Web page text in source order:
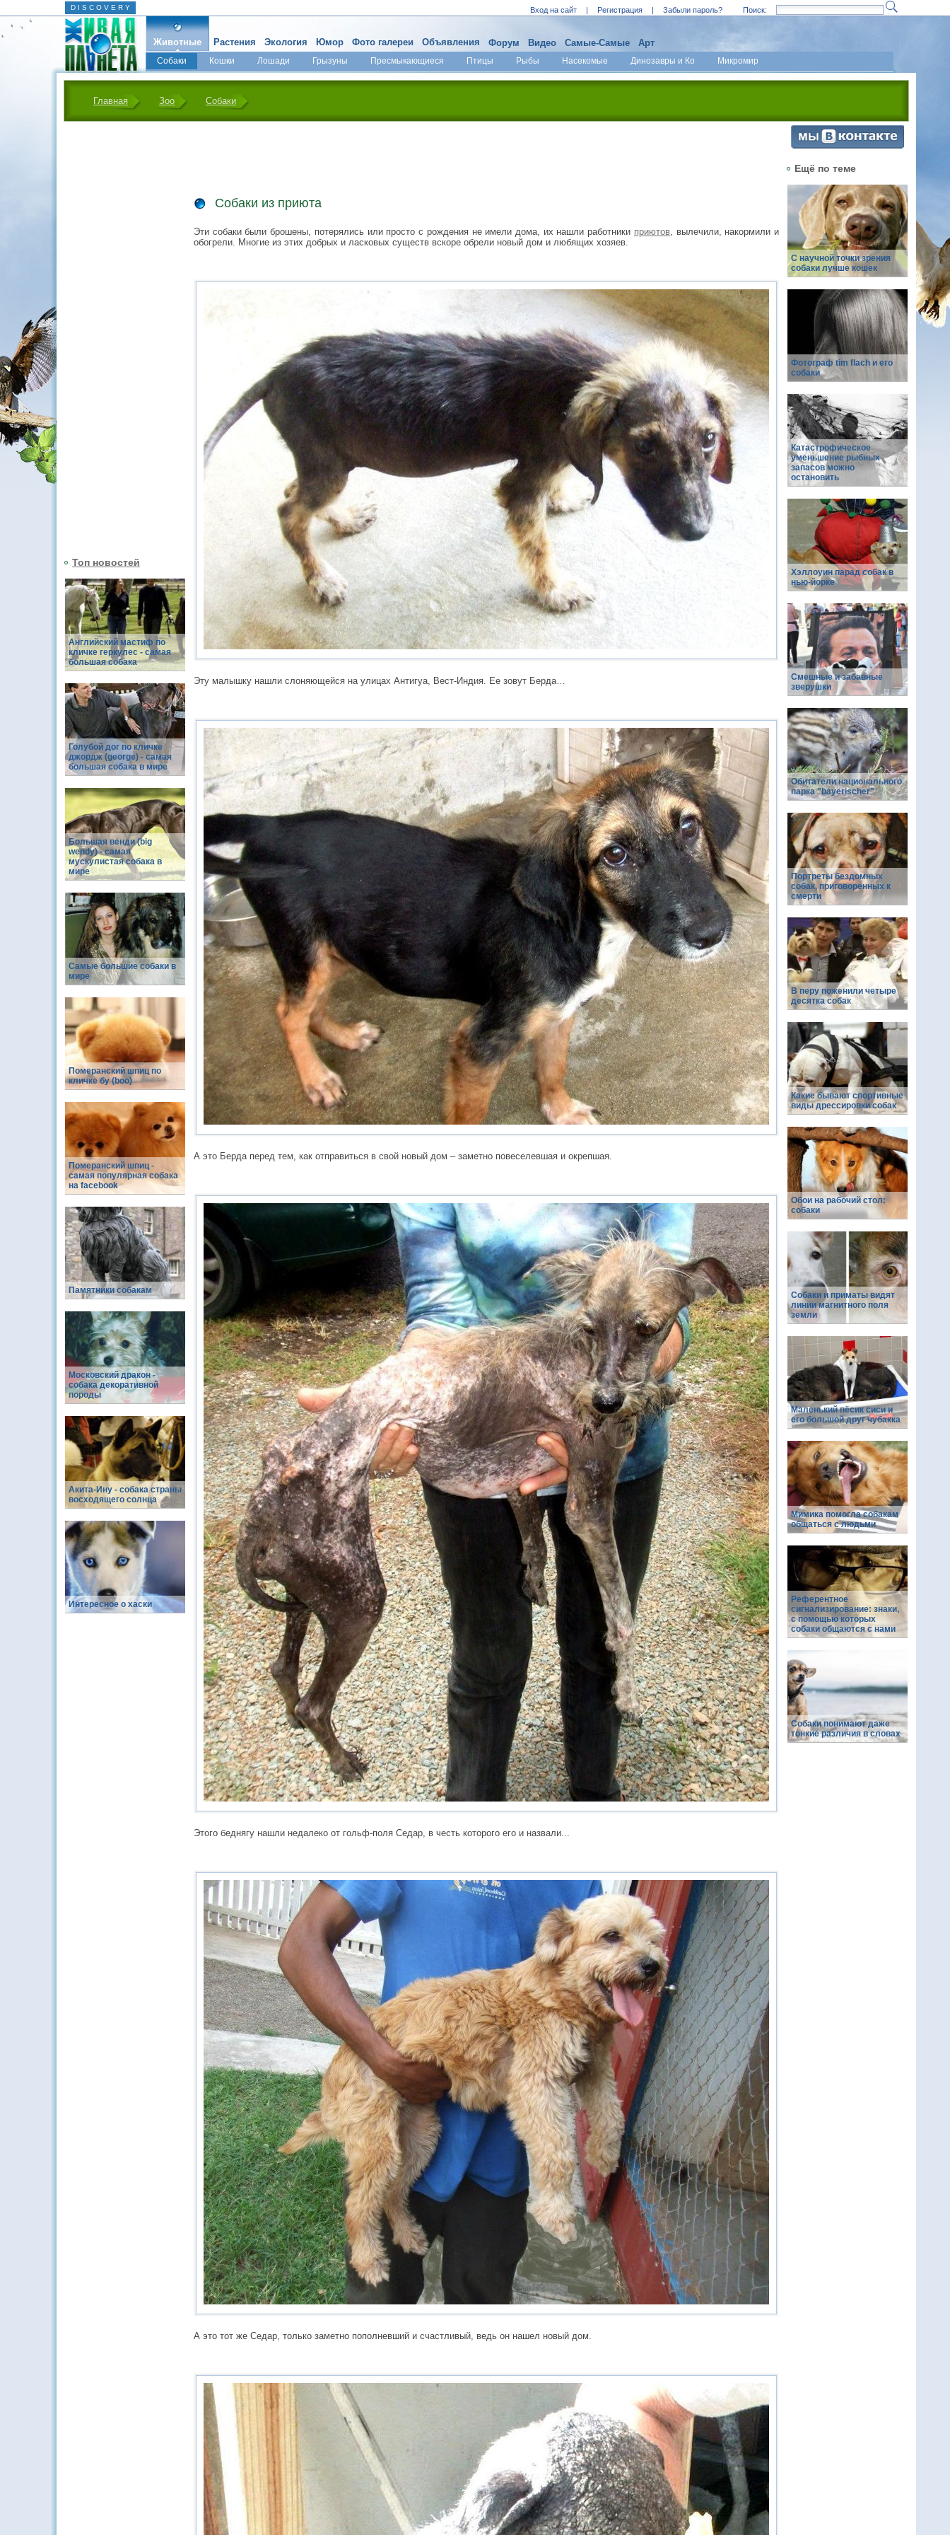
D I S C O V E R Y Вход на сайт | Регистрация | Забыли пароль? Поиск:
Животные
Собаки Кошки Лошади Грызуны Пресмыкающиеся Птицы Рыбы Насекомые Динозавры и Ко Микромир
Растения Экология Юмор Фото галереи Объявления Форум Видео Самые-Самые Арт
Главная Зоо Собаки
Топ новостей
Английский мастиф по
кличке геркулес - самая
большая собака
Голубой дог по кличке
джордж (george) - самая
большая собака в мире
Большая венди (big
wendy) - самая
мускулистая собака в
мире
Самые большие собаки в
мире
Померанский шпиц по
кличке бу (boo)
Померанский шпиц -
cамая популярная собака
на facebook
Памятники собакам
Московский дракон -
собака декоративной
породы
Акита-Ину - собака страны
восходящего солнца
Интересное о хаски
Собаки из приюта
Эти собаки были брошены, потерялись или просто с рождения не имели дома, их нашли работники приютов, вылечили, накормили и
обогрели. Многие из этих добрых и ласковых существ вскоре обрели новый дом и любящих хозяев.
Эту малышку нашли слоняющейся на улицах Антигуа, Вест-Индия. Ее зовут Берда…
А это Берда перед тем, как отправиться в свой новый дом – заметно повеселевшая и окрепшая.
Этого беднягу нашли недалеко от гольф-поля Седар, в честь которого его и назвали...
А это тот же Седар, только заметно пополневший и счастливый, ведь он нашел новый дом.
Ещё по теме
С научной точки зрения
собаки лучше кошек
Фотограф tim flach и его
собаки
Катастрофическое
уменьшение рыбных
запасов можно
остановить
Хэллоуин парад собак в
нью-йорке
Смешные и забавные
зверушки
Обитатели национального
парка "bayerischer"
Портреты бездомных
собак, приговоренных к
смерти
В перу поженили четыре
десятка собак
Какие бывают спортивные
виды дрессировки собак
Обои на рабочий стол:
собаки
Собаки и приматы видят
линии магнитного поля
земли
Маленький пёсик сиси и
его большой друг чубакка
Мимика помогла собакам
общаться с людьми
Референтное
сигнализирование: знаки,
с помощью которых
собаки общаются с нами
Собаки понимают даже
тонкие различия в словах